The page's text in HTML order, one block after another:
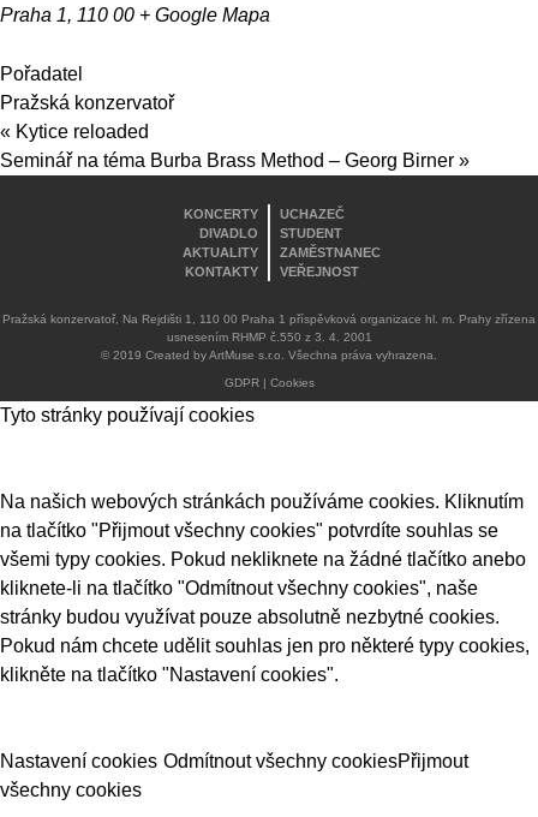
Praha 1, 110 00 + Google Mapa
Pořadatel
Pražská konzervatoř
« Kytice reloaded
Seminář na téma Burba Brass Method – Georg Birner »
KONCERTY
DIVADLO
AKTUALITY
KONTAKTY
UCHAZEČ
STUDENT
ZAMĚSTNANEC
VEŘEJNOST
Pražská konzervatoř, Na Rejdišti 1, 110 00 Praha 1 příspěvková organizace hl. m. Prahy zřízena
usnesením RHMP č.550 z 3. 4. 2001
© 2019 Created by ArtMuse s.r.o. Všechna práva vyhrazena.
GDPR| Cookies
Tyto stránky používají cookies
Na našich webových stránkách používáme cookies. Kliknutím
na tlačítko "Přijmout všechny cookies" potvrdíte souhlas se
všemi typy cookies. Pokud nekliknete na žádné tlačítko anebo
kliknete-li na tlačítko "Odmítnout všechny cookies", naše
stránky budou využívat pouze absolutně nezbytné cookies.
Pokud nám chcete udělit souhlas jen pro některé typy cookies,
klikněte na tlačítko "Nastavení cookies".
Nastavení cookies Odmítnout všechny cookiesPřijmout
všechny cookies